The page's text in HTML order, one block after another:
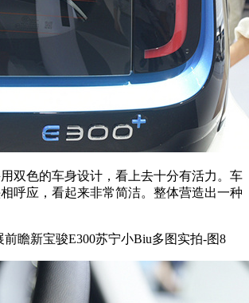
双色的车身设计，看上去十分有活力。车
呼应，看起来非常简洁。整体营造出一种